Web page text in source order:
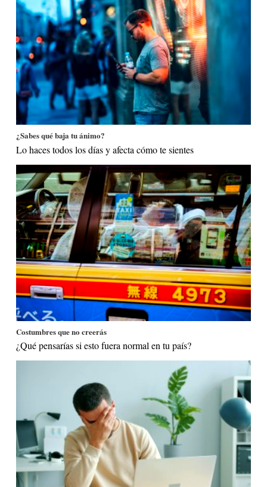
¿Sabes qué baja tu ánimo?
Lo haces todos los días y afecta cómo te sientes
Costumbres que no creerás
¿Qué pensarías si esto fuera normal en tu país?